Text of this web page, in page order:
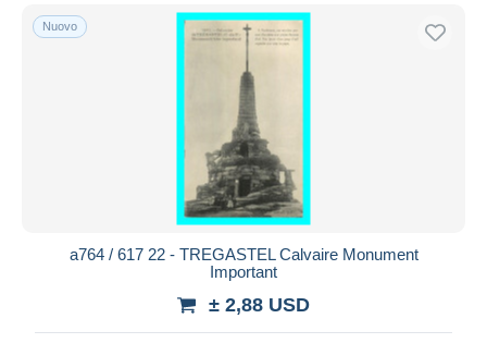
Nuovo
a764 / 617 22 - TREGASTEL Calvaire Monument
Important
± 2,88 USD